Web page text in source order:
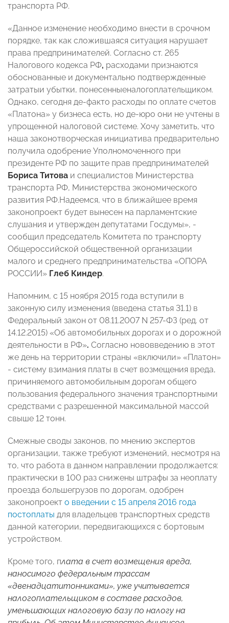
транспорта РФ.
«Данное изменение необходимо внести в срочном
порядке, так как сложившаяся ситуация нарушает
права предпринимателей. Согласно ст. 265
Налогового кодекса РФ, расходами признаются
обоснованные и документально подтвержденные
затратыи убытки, понесенныеналогоплательщиком.
Однако, сегодня де-факто расходы по оплате счетов
«Платона» у бизнеса есть, но де-юро они не учтены в
упрощенной налоговой системе. Хочу заметить, что
наша законотворческая инициатива предварительно
получила одобрение Уполномоченного при
президенте РФ по защите прав предпринимателей
Бориса Титова и специалистов Министерства
транспорта РФ, Министерства экономического
развития РФ.Надеемся, что в ближайшее время
законопроект будет вынесен на парламентские
слушания и утвержден депутатами Госдумы», -
сообщил председатель Комитета по транспорту
Общероссийской общественной организации
малого и среднего предпринимательства «ОПОРА
РОССИИ» Глеб Киндер.
Напомним, с 15 ноября 2015 года вступили в
законную силу изменения (введена статья 31.1) в
Федеральный закон от 08.11.2007 N 257-ФЗ (ред. от
14.12.2015) «Об автомобильных дорогах и о дорожной
деятельности в РФ». Согласно нововведению в этот
же день на территории страны «включили» «Платон»
- систему взимания платы в счет возмещения вреда,
причиняемого автомобильным дорогам общего
пользования федерального значения транспортными
средствами с разрешенной максимальной массой
свыше 12 тонн.
Смежные своды законов, по мнению экспертов
организации, также требуют изменений, несмотря на
то, что работа в данном направлении продолжается:
практически в 100 раз снижены штрафы за неоплату
проезда большегрузов по дорогам, одобрен
законопроект о введении с 15 апреля 2016 года
постоплаты для владельцев транспортных средств
данной категории, передвигающихся с бортовым
устройством.
Кроме того, плата в счет возмещения вреда,
наносимого федеральным трассам
«двенадцатитонниками», уже учитывается
налогоплательщиком в составе расходов,
уменьшающих налоговую базу по налогу на